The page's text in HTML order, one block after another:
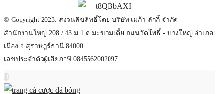
© Copyright 2023. สงวนลิขสิทธิ์โดย บริษัท เมก้า ลักกี้ จำกัด
สำนักงานใหญ่ 208 / 43 ม.1 ต.มะขามเตี้ย ถนนวัดโพธิ์ - บางใหญ่ อำเภอ
เมือง จ.สุราษฎร์ธานี 84000
เลขประจำตัวผู้เสียภาษี 0845562002097